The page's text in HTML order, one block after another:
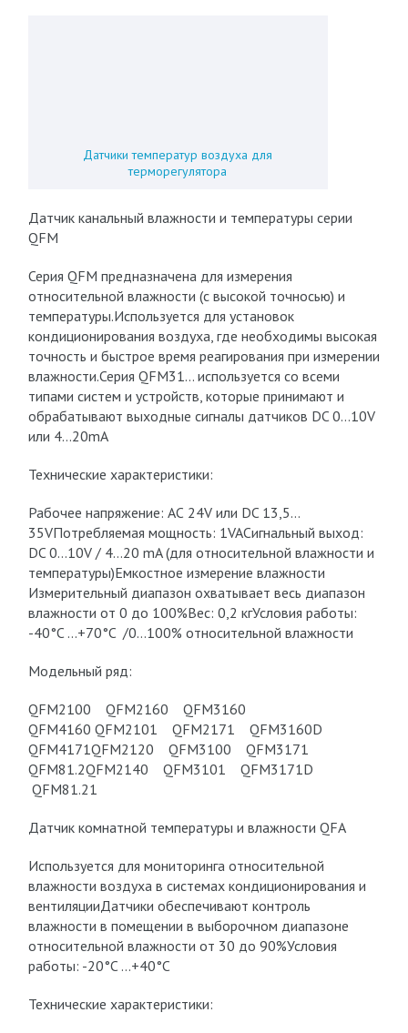
Датчики температур воздуха для
терморегулятора
Датчик канальный влажности и температуры серии
QFM
Серия QFM предназначена для измерения
относительной влажности (с высокой точносью) и
температуры.Используется для установок
кондиционирования воздуха, где необходимы высокая
точность и быстрое время реагирования при измерении
влажности.Серия QFM31… используется со всеми
типами систем и устройств, которые принимают и
обрабатывают выходные сигналы датчиков DC 0…10V
или 4…20mA
Технические характеристики:
Рабочее напряжение: АС 24V или DC 13,5…
35VПотребляемая мощность: 1VAСигнальный выход:
DC 0…10V / 4…20 mA (для относительной влажности и
температуры)Емкостное измерение влажности
Измерительный диапазон охватывает весь диапазон
влажности от 0 до 100%Вес: 0,2 кгУсловия работы:
-40°C …+70°C /0…100% относительной влажности
Модельный ряд:
QFM2100 QFM2160 QFM3160
QFM4160 QFM2101 QFM2171 QFM3160D
QFM4171QFM2120 QFM3100 QFM3171
QFM81.2QFM2140 QFM3101 QFM3171D
QFM81.21
Датчик комнатной температуры и влажности QFA
Используется для мониторинга относительной
влажности воздуха в системах кондиционирования и
вентиляцииДатчики обеспечивают контроль
влажности в помещении в выборочном диапазоне
относительной влажности от 30 до 90%Условия
работы: -20°C …+40°C
Технические характеристики: